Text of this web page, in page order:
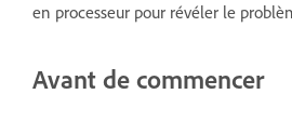
en processeur pour révéler le
Avant de commencer